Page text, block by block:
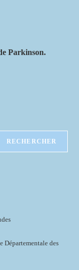
Parkinson.
RECHERCHER
Départementale des